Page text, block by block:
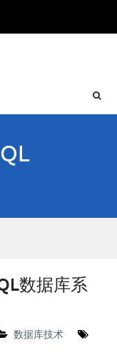
数据库系
数据库技术